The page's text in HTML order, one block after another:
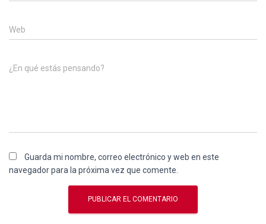
Web
¿En qué estás pensando?
Guarda mi nombre, correo electrónico y web en este
navegador para la próxima vez que comente.